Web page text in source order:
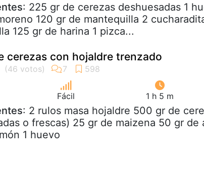
: 225 gr de cerezas deshuesadas 1
120 gr de mantequilla 2
125 gr de harina 1 pizca...
cerezas con hojaldre trenzado
Fácil 1 h 5 m
: 2 rulos masa hojaldre 500 gr de
o frescas) 25 gr de maizena 50 gr de
1 huevo